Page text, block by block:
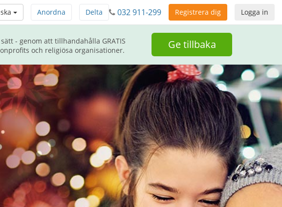
Logga in
Registrera dig
032 911-299
Delta
Anordna
- genom att tillhandahålla GRATIS
och religiösa organisationer.
Ge tillbaka